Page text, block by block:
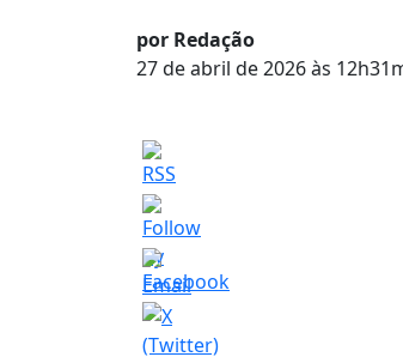
por Redação
27 de abril de 2026 às